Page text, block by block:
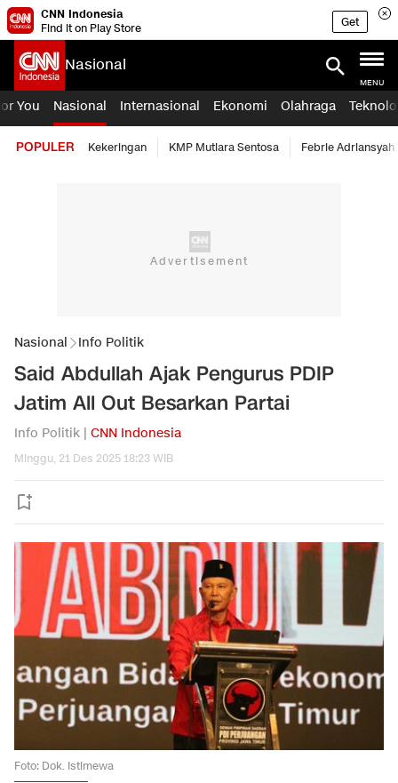
CNN Indonesia
Find it on Play Store
Get
Nasional
MENU
You Nasional Internasional Ekonomi Olahraga
POPULER Kekeringan KMP Mutiara Sentosa Febrie Adriansyah
Nasional Info Politik
Said Abdullah Ajak Pengurus PDIP
Jatim All Out Besarkan Partai
Info Politik | CNN Indonesia
Minggu, 21 Des 2025 18:23 WIB
Foto: Dok. Istimewa